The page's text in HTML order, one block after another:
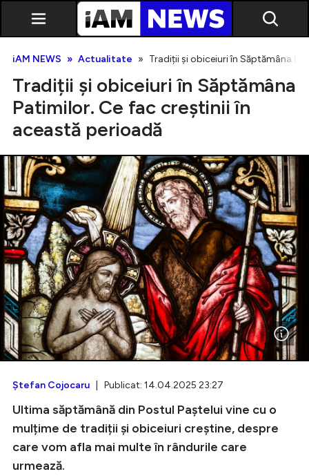
Creează cont
iAM NEWS Actualitate Tradiții și obiceiuri în Săptămâna
Tradiții și obiceiuri în Săptămâna
Patimilor. Ce fac creștinii în
această perioadă
Ştefan Cojocaru | Publicat: 14.04.2025 23:27
Ultima săptămână din Postul Paștelui vine cu o
mulțime de tradiții și obiceiuri creștine, despre
care vom afla mai multe în rândurile care
urmează.